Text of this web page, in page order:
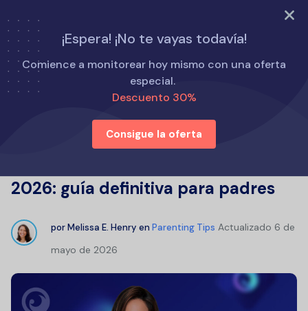
PRUEBA AHORA
¡Espera! ¡No te vayas todavía!
Comience a monitorear hoy mismo con una oferta
especial.
Descuento 30%
Consigue la oferta
Inicio
Consejos para padres
La mejor aplicación de control parental para iPhone y iPad
en 2026: guía definitiva para padres
La mejor aplicación de control
2026: guía definitiva para padres
porMelissa E. Henry en Parenting Tips Actualizado 6 de
mayo de 2026